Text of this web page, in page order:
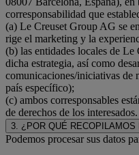
corresponsabilidad que
(a) Le Creuset Group AG se
rige el marketing y la
(b) las entidades locales de Le
dicha estrategia, así como
comunicaciones/iniciativas de
país específico);
(c) ambos corresponsables
de derechos de los interesados.
3. ¿POR QUÉ RECOPILAMOS
Podemos procesar sus datos